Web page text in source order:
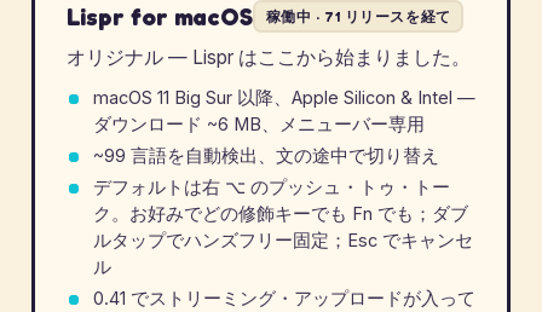
Lispr for macOS 稼働中 · 71 リリースを経て
オリジナル — Lispr はここから始まりました。
macOS 11 Big Sur 以降、Apple Silicon & Intel —
ダウンロード ~6 MB、メニューバー専用
~99 言語を自動検出、文の途中で切り替え
デフォルトは右 ⌥ のプッシュ・トゥ・トー
ク。お好みでどの修飾キーでも Fn でも；ダブ
ルタップでハンズフリー固定；Esc でキャンセ
ル
0.41 でストリーミング・アップロードが入って